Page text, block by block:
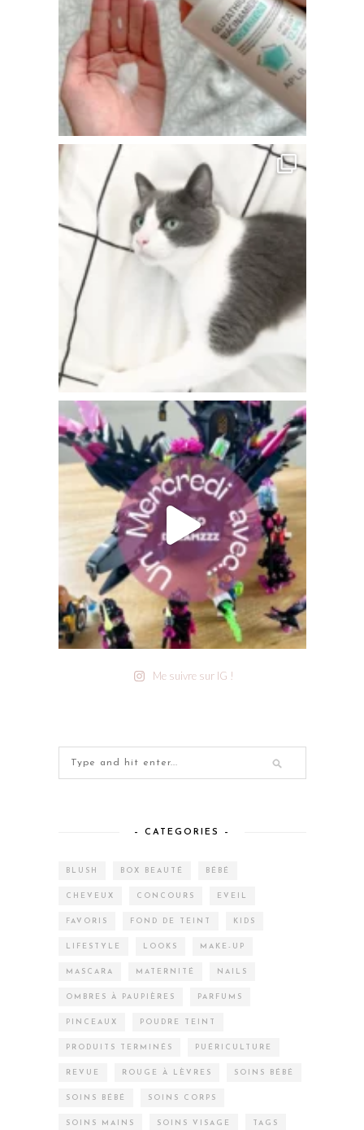
Me suivre sur IG !
– CATEGORIES –
BLUSH BOX BEAUTÉ BÉBÉ
CHEVEUX CONCOURS EVEIL
FAVORIS FOND DE TEINT KIDS
LIFESTYLE LOOKS MAKE-UP
MASCARA MATERNITÉ NAILS
OMBRES À PAUPIÈRES PARFUMS
PINCEAUX POUDRE TEINT
PRODUITS TERMINÉS PUÉRICULTURE
REVUE ROUGE À LÈVRES SOINS BÉBÉ
SOINS BÉBÉ SOINS CORPS
SOINS MAINS SOINS VISAGE TAGS